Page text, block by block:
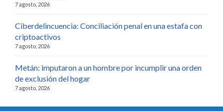
7 agosto, 2026
Ciberdelincuencia: Conciliación penal en una estafa con
criptoactivos
7 agosto, 2026
Metán: imputaron a un hombre por incumplir una orden
de exclusión del hogar
7 agosto, 2026